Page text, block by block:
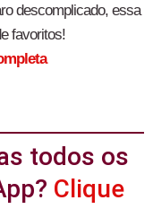
descomplicado, essa
favoritos!
todos os
Clique